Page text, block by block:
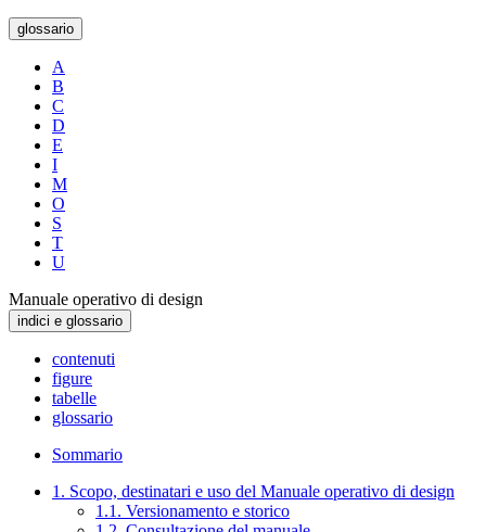
glossario
A
B
C
D
E
I
M
O
S
T
U
Manuale operativo di design
indici e glossario
contenuti
figure
tabelle
glossario
Sommario
1. Scopo, destinatari e uso del Manuale operativo di design
1.1. Versionamento e storico